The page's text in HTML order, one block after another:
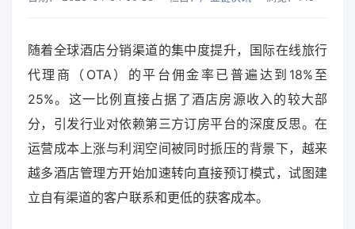
随着全球酒店分销渠道的集中度提升，国际在线旅行
代理商（OTA）的平台佣金率已普遍达到18%至
25%。这一比例直接占据了酒店房源收入的较大部
分，引发行业对依赖第三方订房平台的深度反思。在
运营成本上涨与利润空间被同时挀压的背景下，越来
越多酒店管理方开始加速转向直接预订模式，试图建
立自有渠道的客户联系和更低的获客成本。